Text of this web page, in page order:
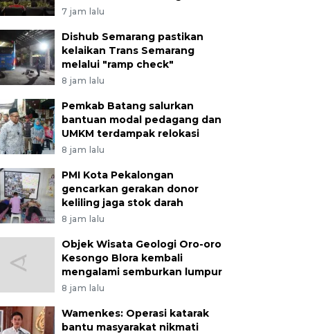
7 jam lalu
Dishub Semarang pastikan
kelaikan Trans Semarang
melalui "ramp check"
8 jam lalu
Pemkab Batang salurkan
bantuan modal pedagang dan
UMKM terdampak relokasi
8 jam lalu
PMI Kota Pekalongan
gencarkan gerakan donor
keliling jaga stok darah
8 jam lalu
Objek Wisata Geologi Oro-oro
Kesongo Blora kembali
mengalami semburkan lumpur
8 jam lalu
Wamenkes: Operasi katarak
bantu masyarakat nikmati